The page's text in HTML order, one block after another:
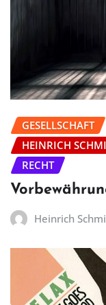
GESELLSCHAFT
HEINRICH
RECHT
Heinrich